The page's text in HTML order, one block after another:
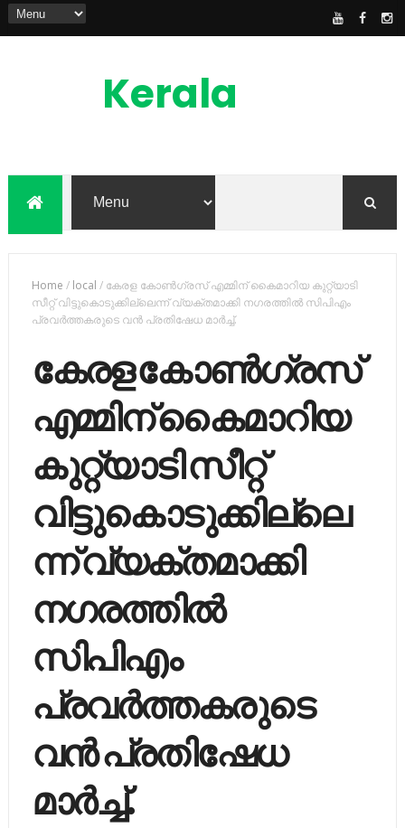
Kerala
Feed
Home / local / കേരള കോണ്‍ഗ്രസ് എമ്മിന് കൈമാറിയ കുറ്റ്യാടി
സീറ്റ് വിട്ടുകൊടുക്കില്ലെന്ന് വ്യക്തമാക്കി നഗരത്തില്‍ സിപിഎം
പ്രവര്‍ത്തകരുടെ വന്‍ പ്രതിഷേധ മാര്‍ച്ച്‌.
കേരള കോണ്‍ഗ്രസ്
എമ്മിന് കൈമാറിയ
കുറ്റ്യാടി സീറ്റ്
വിട്ടുകൊടുക്കില്ലെ
ന്ന് വ്യക്തമാക്കി
നഗരത്തില്‍
സിപിഎം
പ്രവര്‍ത്തകരുടെ
വന്‍ പ്രതിഷേധ
മാര്‍ച്ച്‌.